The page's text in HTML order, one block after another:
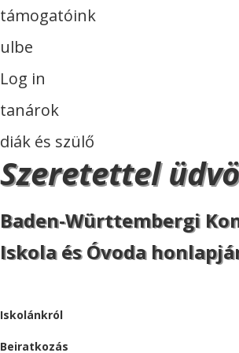
támogatóink
ulbe
Log in
tanárok
diák és szülő
Szeretettel
Baden-Württembergi
Iskola és Óvoda
Iskolánkról
Beiratkozás